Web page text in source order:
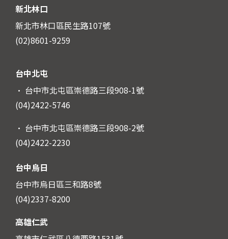
新北林口
新北市林口區民生路107號
(02)8601-9259
台中北屯
· 台中市北屯區崇德路三段908-1號
(04)2422-5746
· 台中市北屯區崇德路三段908-2號
(04)2422-2230
台中烏日
台中市烏日區三和路8號
(04)2337-8200
高雄仁武